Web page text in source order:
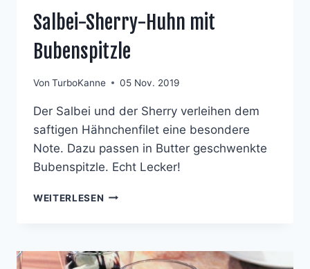
Salbei-Sherry-Huhn mit
Bubenspitzle
Von TurboKanne 05 Nov. 2019
Der Salbei und der Sherry verleihen dem
saftigen Hähnchenfilet eine besondere
Note. Dazu passen in Butter geschwenkte
Bubenspitzle. Echt Lecker!
WEITERLESEN SALBEI-
BUBENSPITZLE